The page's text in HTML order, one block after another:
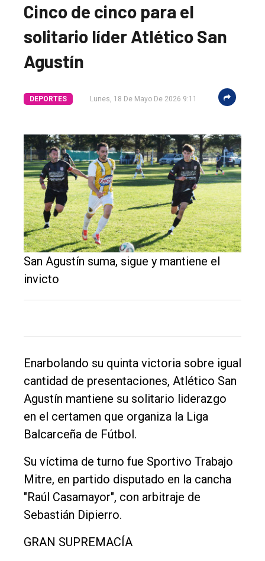
El
único
Inicio
Tendencia
Int.
General
Cultura
Entrevistas
Rural
Deportes
Cinco de cinco para el
solitario líder Atlético San
Agustín
DEPORTES Lunes, 18 De Mayo De 2026 9:11
San Agustín suma, sigue y mantiene el
invicto
Enarbolando su quinta victoria sobre igual
cantidad de presentaciones, Atlético San
Agustín mantiene su solitario liderazgo
en el certamen que organiza la Liga
Balcarceña de Fútbol.
Su víctima de turno fue Sportivo Trabajo
Mitre, en partido disputado en la cancha
"Raúl Casamayor", con arbitraje de
Sebastián Dipierro.
GRAN SUPREMACÍA